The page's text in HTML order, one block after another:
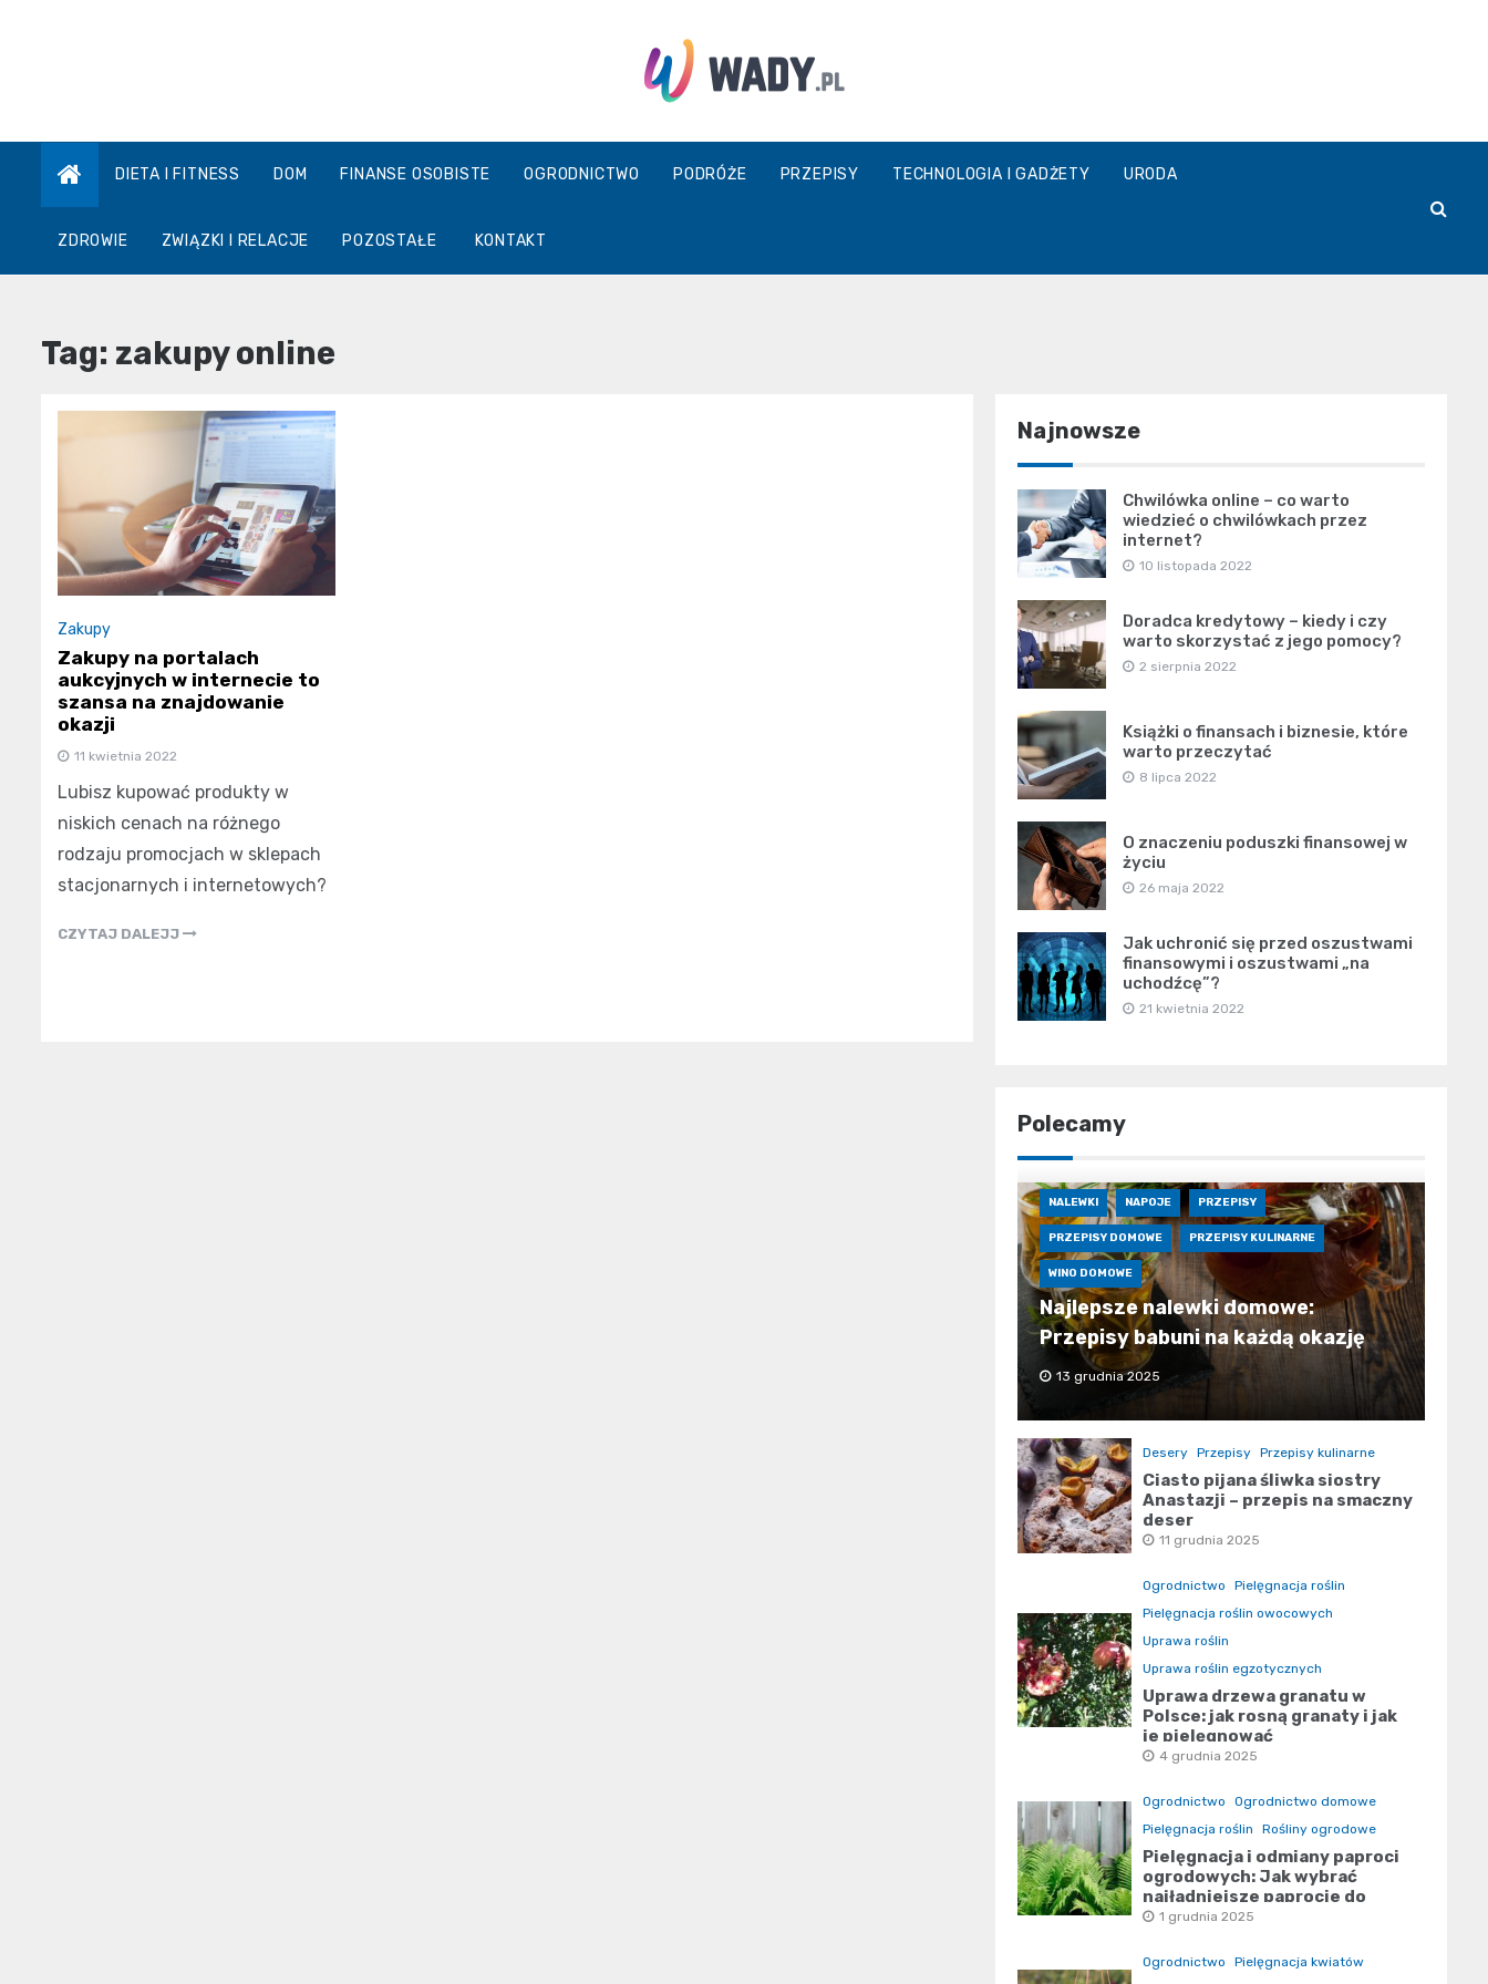
wady.pl
DIETA I FITNESS DOM FINANSE OSOBISTE OGRODNICTWO PODRÓŻE PRZEPISY TECHNOLOGIA I GADŻETY URODA
ZDROWIE ZWIĄZKI I RELACJE POZOSTAŁE KONTAKT
Tag: zakupy online
Zakupy
Zakupy na portalach
aukcyjnych w internecie to
szansa na znajdowanie
okazji
11 kwietnia 2022
Lubisz kupować produkty w
niskich cenach na różnego
rodzaju promocjach w sklepach
stacjonarnych i internetowych?
CZYTAJ DALEJJ
Najnowsze
Chwilówka online – co warto
wiedzieć o chwilówkach przez
internet?
10 listopada 2022
Doradca kredytowy – kiedy i czy
warto skorzystać z jego pomocy?
2 sierpnia 2022
Książki o finansach i biznesie, które
warto przeczytać
8 lipca 2022
O znaczeniu poduszki finansowej w
życiu
26 maja 2022
Jak uchronić się przed oszustwami
finansowymi i oszustwami „na
uchodźcę”?
21 kwietnia 2022
Polecamy
NALEWKI NAPOJE PRZEPISY
PRZEPISY DOMOWE PRZEPISY KULINARNE
WINO DOMOWE
Najlepsze nalewki domowe:
Przepisy babuni na każdą okazję
13 grudnia 2025
Desery Przepisy Przepisy kulinarne
Ciasto pijana śliwka siostry
Anastazji – przepis na smaczny
deser
11 grudnia 2025
Ogrodnictwo
Pielęgnacja roślin
Pielęgnacja roślin owocowych
Uprawa roślin
Uprawa roślin egzotycznych
Uprawa drzewa granatu w
Polsce: jak rosną granaty i jak
je pielęgnować
4 grudnia 2025
Ogrodnictwo
Ogrodnictwo domowe
Pielęgnacja roślin
Rośliny ogrodowe
Pielęgnacja i odmiany paproci
ogrodowych: Jak wybrać
najładniejsze paprocie do
ogrodu
1 grudnia 2025
Ogrodnictwo
Pielęgnacja kwiatów